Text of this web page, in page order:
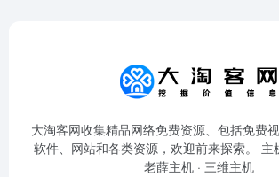
大淘客网收集精品网络免费资源、包括免费视
软件、网站和各类资源，欢迎前来探索。 主
老薛主机 · 三维主机